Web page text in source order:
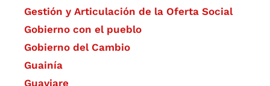
Gestión y Articulación de la Oferta Social
Gobierno con el pueblo
Gobierno del Cambio
Guainía
Guaviare